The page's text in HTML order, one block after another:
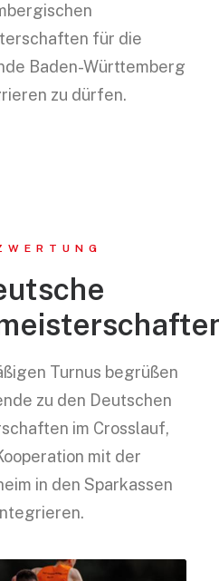
für die
Baden-Württemberg
zu dürfen.
Turnus begrüßen
zu den Deutschen
im Crosslauf,
mit der
in den Sparkassen